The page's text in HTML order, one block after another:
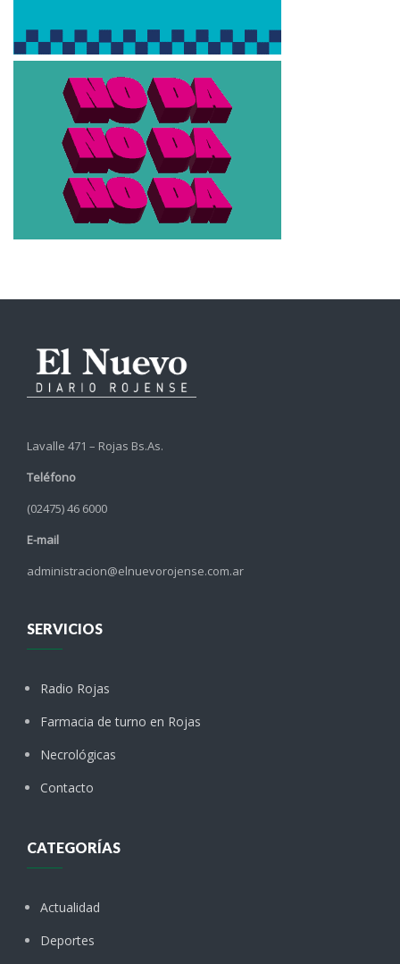
Lavalle 471 – Rojas Bs.As.
Teléfono
(02475) 46 6000
E-mail
administracion@elnuevorojense.com.ar
SERVICIOS
Radio Rojas
Farmacia de turno en Rojas
Necrológicas
Contacto
CATEGORÍAS
Actualidad
Deportes